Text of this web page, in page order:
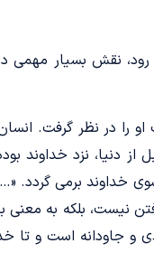
رود، نقش بسیار مهمی
را در نظر گرفت.
از دنیا، نزد خداوند
برمی­ گردد.
نیست، بلکه به
و جاودانه است و تا